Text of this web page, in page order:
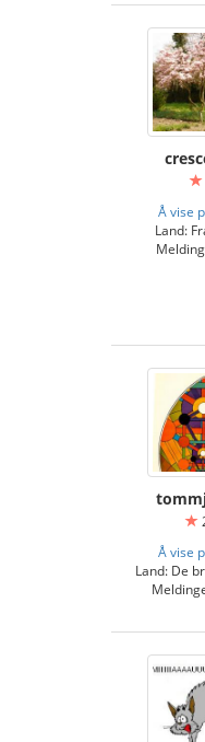
Å vise
Land:
Å vise
Land: De